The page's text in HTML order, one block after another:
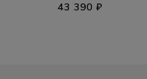
43 390 ₽